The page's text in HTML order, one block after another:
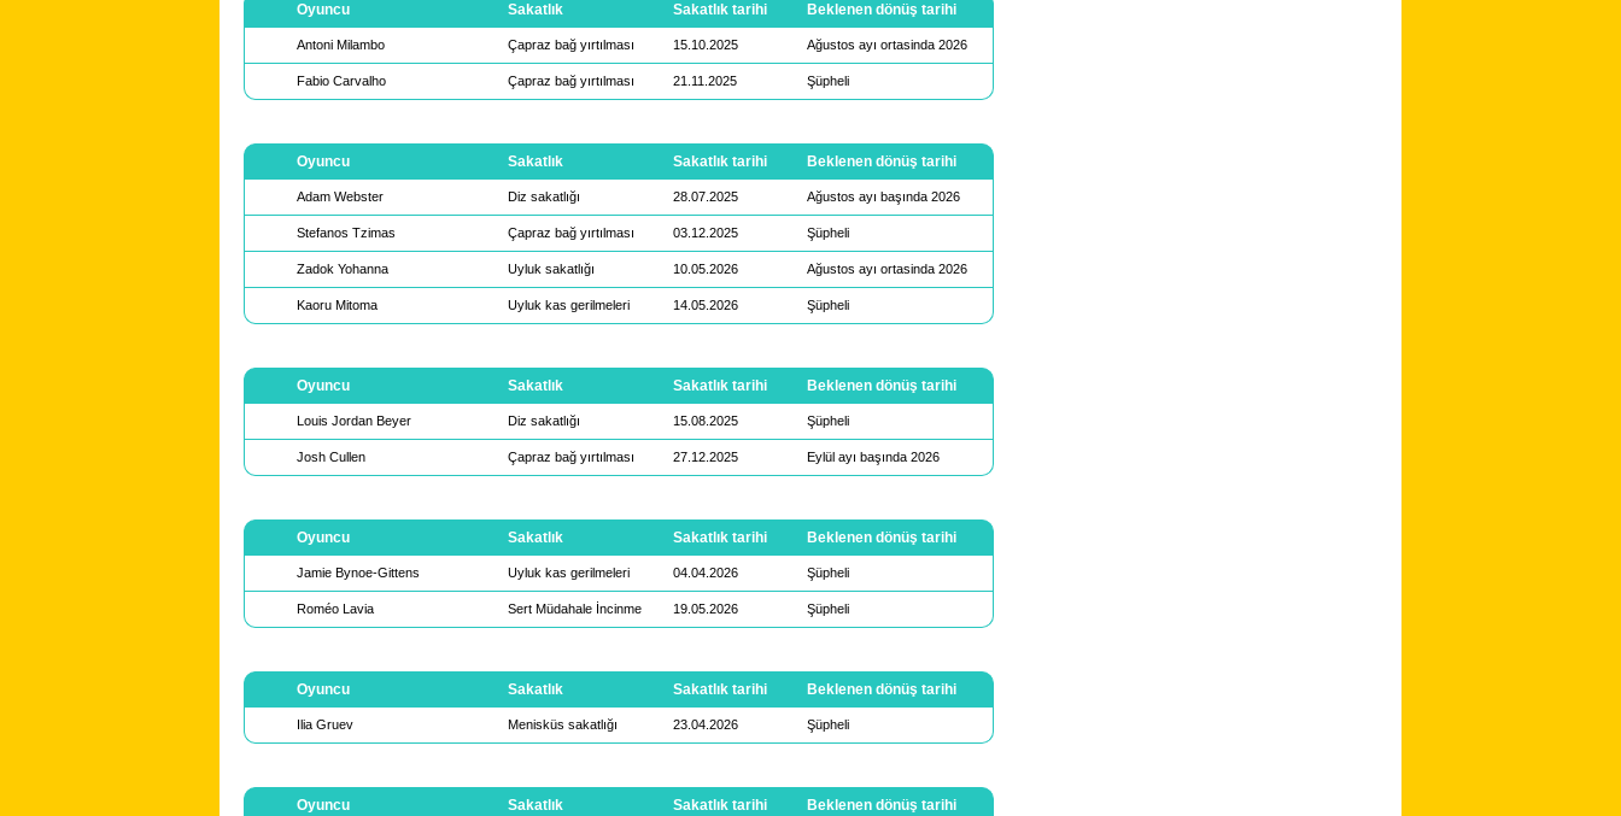
Oyuncu Sakatlık Sakatlık tarihi Beklenen dönüş tarihi
Antoni Milambo Çapraz bağ yırtılması 15.10.2025 Ağustos ayı ortasinda 2026
Fabio Carvalho Çapraz bağ yırtılması 21.11.2025 Şüpheli
Oyuncu Sakatlık Sakatlık tarihi Beklenen dönüş tarihi
Adam Webster Diz sakatlığı 28.07.2025 Ağustos ayı başında 2026
Stefanos Tzimas Çapraz bağ yırtılması 03.12.2025 Şüpheli
Zadok Yohanna Uyluk sakatlığı 10.05.2026 Ağustos ayı ortasinda 2026
Kaoru Mitoma Uyluk kas gerilmeleri 14.05.2026 Şüpheli
Oyuncu Sakatlık Sakatlık tarihi Beklenen dönüş tarihi
Louis Jordan Beyer Diz sakatlığı 15.08.2025 Şüpheli
Josh Cullen Çapraz bağ yırtılması 27.12.2025 Eylül ayı başında 2026
Oyuncu Sakatlık Sakatlık tarihi Beklenen dönüş tarihi
Jamie Bynoe-Gittens Uyluk kas gerilmeleri 04.04.2026 Şüpheli
Roméo Lavia Sert Müdahale İncinme 19.05.2026 Şüpheli
Oyuncu Sakatlık Sakatlık tarihi Beklenen dönüş tarihi
Ilia Gruev Menisküs sakatlığı 23.04.2026 Şüpheli
Oyuncu Sakatlık Sakatlık tarihi Beklenen dönüş tarihi